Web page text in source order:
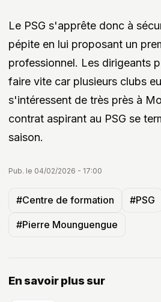
Le PSG s'apprête donc à
pépite en lui proposant un
professionnel. Les dirigeants
faire vite car plusieurs clubs
s'intéressent de très près à
contrat aspirant au PSG se
saison.
Pub. le 04/02/2026 - 17:00
#Centre de formation #PSG
#Pierre Mounguengue
En savoir plus sur